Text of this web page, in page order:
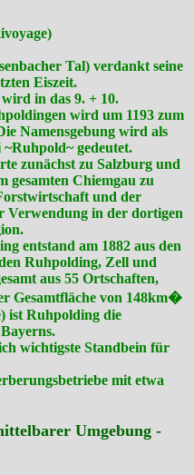
Tal) verdankt seine
Eiszeit.
in das 9. + 10.
wird um 1193 zum
Namensgebung wird als
gedeutet.
zunächst zu Salzburg und
gesamten Chiemgau zu
und der
Verwendung in der dortigen
entstand am 1882 aus den
Ruhpolding, Zell und
aus 55 Ortschaften,
Gesamtfläche von 148km�
ist Ruhpolding die
wichtigste Standbein für
mit etwa
Umgebung -